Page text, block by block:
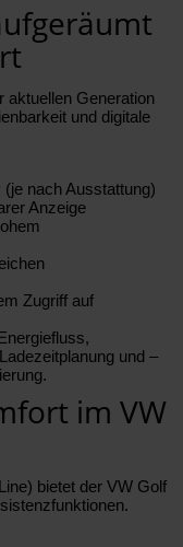
aktuellen Generation
und digitale
nach Ausstattung)
Anzeige
Zugriff auf
und –
im VW
bietet der VW Golf